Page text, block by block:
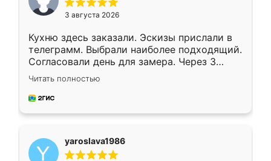
3 августа 2026
Кухню здесь заказали. Эскизы прислали в
телеграмм. Выбрали наиболее подходящий.
Согласовали день для замера. Через 3
недели кухня была уже готова. Остались
довольны работой. Спасибо Ренессанс
мебель за качественную работу!
Читать полностью
yaroslava1986